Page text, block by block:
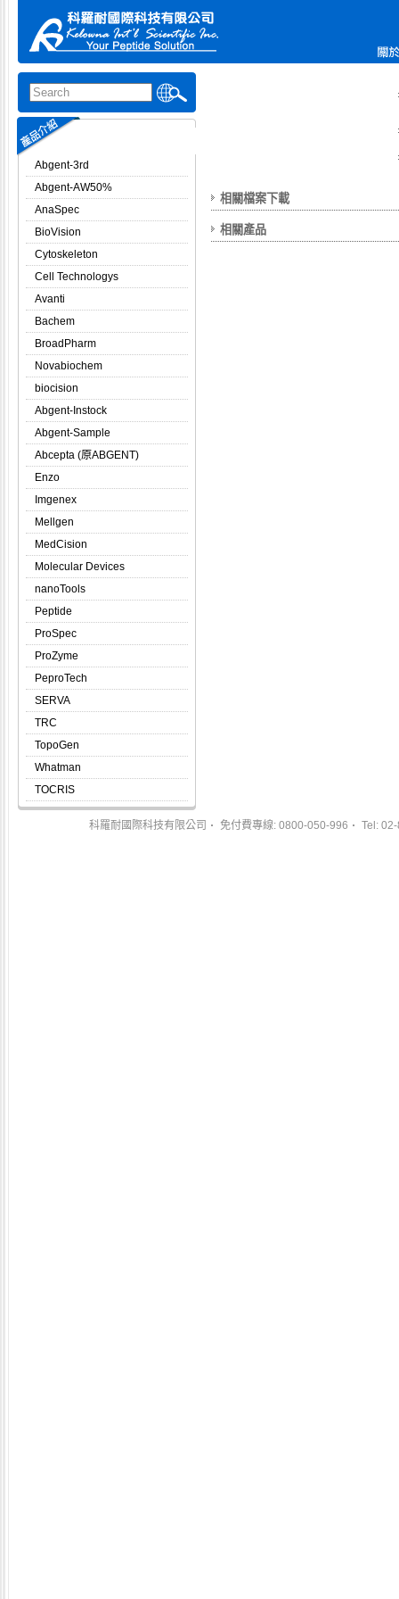
Abgent-3rd
Abgent-AW50%
AnaSpec
BioVision
Cytoskeleton
Cell Technologys
Avanti
Bachem
BroadPharm
Novabiochem
biocision
Abgent-Instock
Abgent-Sample
Abcepta (原ABGENT)
Enzo
Imgenex
Mellgen
MedCision
Molecular Devices
nanoTools
Peptide
ProSpec
ProZyme
PeproTech
SERVA
TRC
TopoGen
Whatman
TOCRIS
相關檔案下載
相關產品
科羅耐國際科技有限公司 免付費專線: 0800-050-996 Tel: